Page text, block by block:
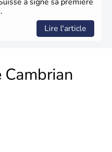
Lire l'article
Cambrian